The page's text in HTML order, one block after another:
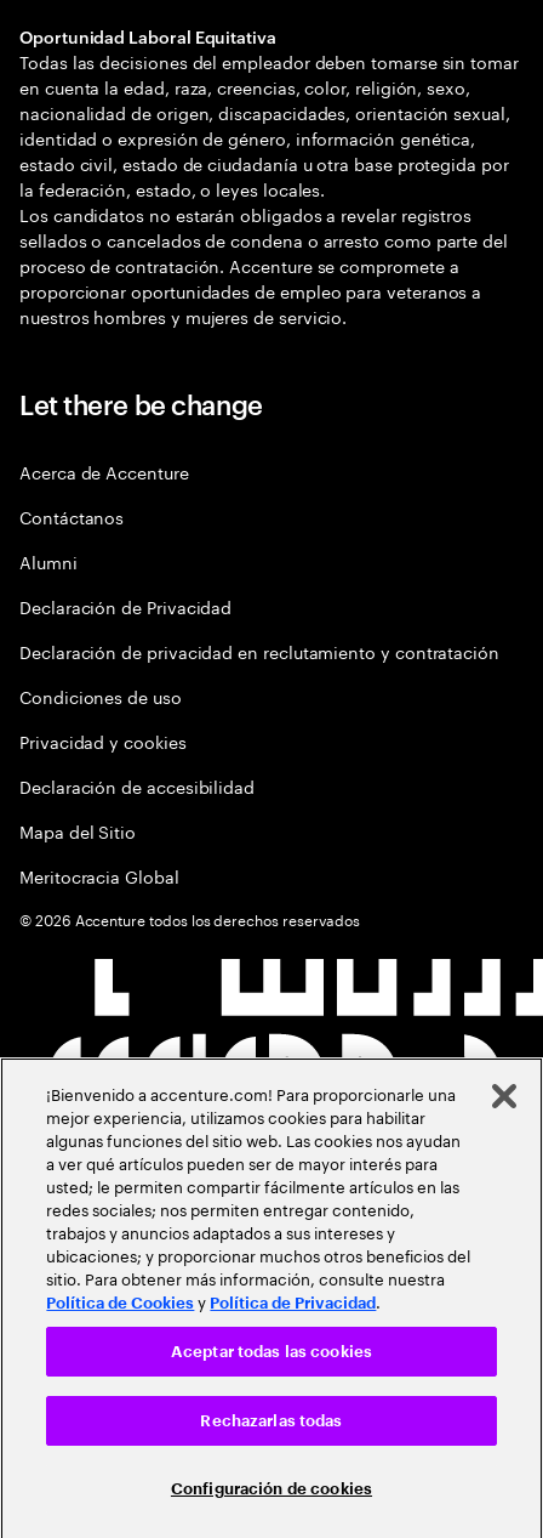
Oportunidad Laboral Equitativa
Todas las decisiones del empleador deben tomarse sin tomar
en cuenta la edad, raza, creencias, color, religión, sexo,
nacionalidad de origen, discapacidades, orientación sexual,
identidad o expresión de género, información genética,
estado civil, estado de ciudadanía u otra base protegida por
la federación, estado, o leyes locales.
Los candidatos no estarán obligados a revelar registros
sellados o cancelados de condena o arresto como parte del
proceso de contratación. Accenture se compromete a
proporcionar oportunidades de empleo para veteranos a
nuestros hombres y mujeres de servicio.
Let there be change
Acerca de Accenture
Contáctanos
Alumni
Declaración de Privacidad
Declaración de privacidad en reclutamiento y contratación
Condiciones de uso
Privacidad y cookies
Declaración de accesibilidad
Mapa del Sitio
Meritocracia Global
©2026 Accenture todos los derechos reservados
¡Bienvenido a accenture.com! Para proporcionarle una
mejor experiencia, utilizamos cookies para habilitar
algunas funciones del sitio web. Las cookies nos ayudan
a ver qué artículos pueden ser de mayor interés para
usted; le permiten compartir fácilmente artículos en las
redes sociales; nos permiten entregar contenido,
trabajos y anuncios adaptados a sus intereses y
ubicaciones; y proporcionar muchos otros beneficios del
sitio. Para obtener más información, consulte nuestra
Política de Cookies y Política de Privacidad .
Configuración de cookies
Rechazarlas todas
Aceptar todas las cookies